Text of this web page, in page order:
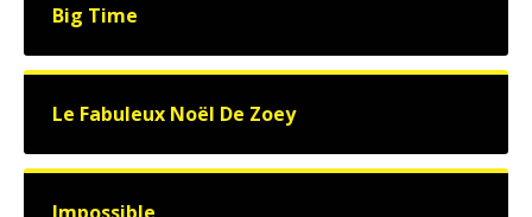
Big Time
Le Fabuleux Noël De Zoey
Impossible